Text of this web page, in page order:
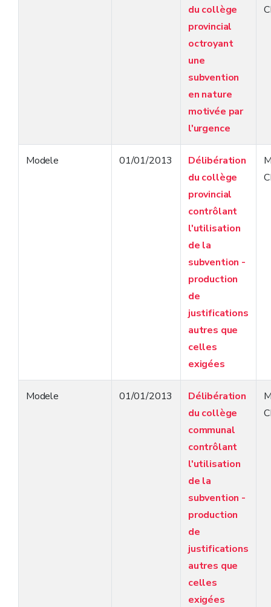
du collège
provincial
octroyant
une
subvention
en nature
motivée par
l'urgence
Modele 01/01/2013
Délibération
du collège
provincial
contrôlant
l'utilisation
de la
subvention -
production
de
justifications
autres que
celles
exigées
Modele 01/01/2013
Délibération
du collège
communal
contrôlant
l'utilisation
de la
subvention -
production
de
justifications
autres que
celles
exigées